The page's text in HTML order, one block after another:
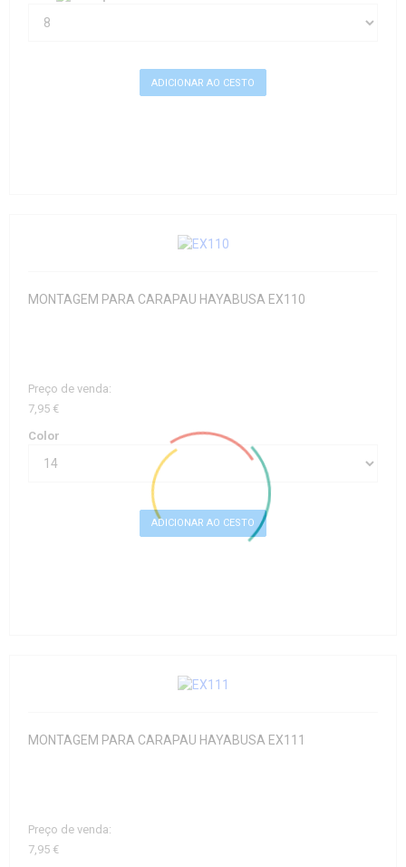
MONTAGEM PARA CARAPAU HAYABUSA EX110
Preço de venda:
7,95 €
Color
MONTAGEM PARA CARAPAU HAYABUSA EX111
Preço de venda:
7,95 €